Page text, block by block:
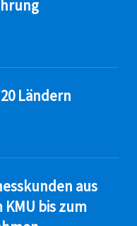
Ländern
aus
bis zum